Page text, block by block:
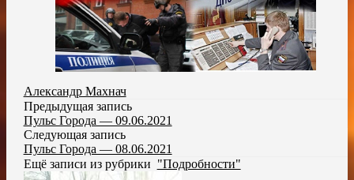
Александр Махнач
Предыдущая запись
Пульс Города — 09.06.2021
Следующая запись
Пульс Города — 08.06.2021
Ещё записи из рубрики "Подробности"